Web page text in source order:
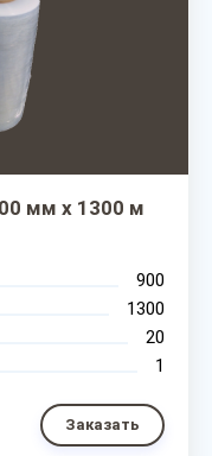
мм х 1300 м
900
1300
20
1
Заказать